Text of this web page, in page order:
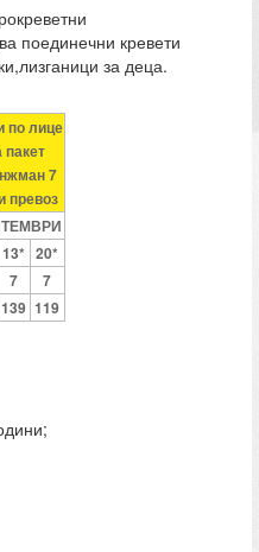
поединечни кревети
за деца.
по лице
пакет
7
превоз
13* 20*
7
7
139 119